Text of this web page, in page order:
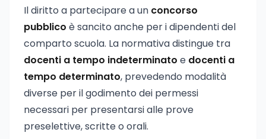
Il diritto a partecipare a un concorso
pubblico è sancito anche per i dipendenti del
comparto scuola. La normativa distingue tra
docenti a tempo indeterminato e docenti a
tempo determinato, prevedendo modalità
diverse per il godimento dei permessi
necessari per presentarsi alle prove
preselettive, scritte o orali.